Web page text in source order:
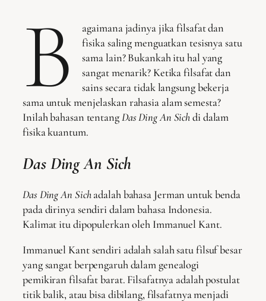
B
agaimana jadinya jika filsafat dan
fisika saling menguatkan tesisnya satu
sama lain? Bukankah itu hal yang
sangat menarik? Ketika filsafat dan
sains secara tidak langsung bekerja
sama untuk menjelaskan rahasia alam semesta?
Inilah bahasan tentangDas Ding An Sichdi dalam
fisika kuantum.
Das Ding An Sich
Das Ding An Sichadalah bahasa Jerman untuk benda
pada dirinya sendiri dalam bahasa Indonesia.
Kalimat itu dipopulerkan oleh Immanuel Kant.
Immanuel Kant sendiri adalah salah satu filsuf besar
yang sangat berpengaruh dalam genealogi
pemikiran filsafat barat. Filsafatnya adalah postulat
titik balik, atau bisa dibilang, filsafatnya menjadi